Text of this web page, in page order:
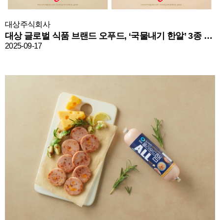
대상주식회사
대상 글로벌 식품 브랜드 오푸드, ‘국물내기 한알’ 3종 출시
2025-09-17